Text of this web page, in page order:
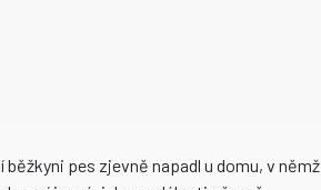
běžkyni pes zjevně napadl u domu, v němž